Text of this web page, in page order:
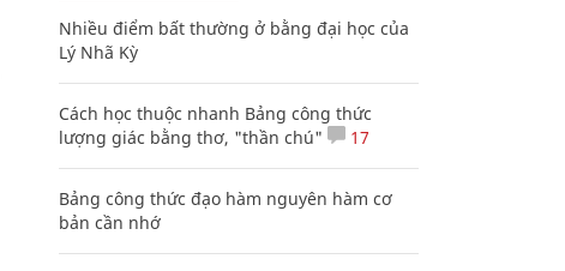
Nhiều điểm bất thường ở bằng đại học của
Lý Nhã Kỳ
Cách học thuộc nhanh Bảng công thức
lượng giác bằng thơ, "thần chú"
17
Bảng công thức đạo hàm nguyên hàm cơ
bản cần nhớ